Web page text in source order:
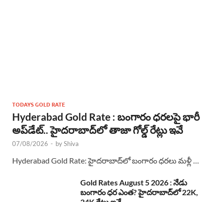
TODAYS GOLD RATE
Hyderabad Gold Rate : బంగారం ధరలపై భారీ
అప్‌డేట్.. హైదరాబాద్‌లో తాజా గోల్డ్ రేట్లు ఇవే
07/08/2026 - byShiva
Hyderabad Gold Rate: హైదరాబాద్‌లో బంగారం ధరలు మళ్లీ …
Gold Rates August 5 2026 : నేడు
బంగారం ధర ఎంత? హైదరాబాద్‌లో 22K,